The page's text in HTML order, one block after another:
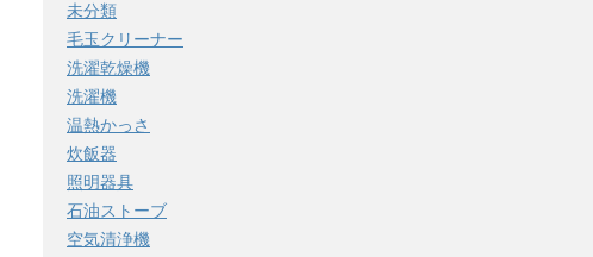
未分類
毛玉クリーナー
洗濯乾燥機
洗濯機
温熱かっさ
炊飯器
照明器具
石油ストーブ
空気清浄機